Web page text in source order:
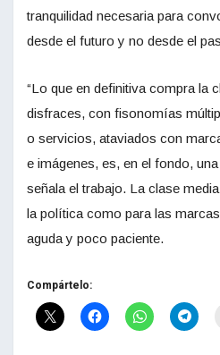
tranquilidad necesaria para
desde el futuro y no desde el
“Lo que en definitiva compra la
disfraces, con fisonomías
o servicios, ataviados con
e imágenes, es, en el fondo,
señala el trabajo. La clase
la política como para las
aguda y poco paciente.
Compártelo: